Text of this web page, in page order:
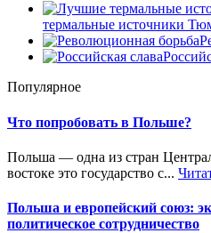
термальные источники
Популярное
Что попробовать в Польше?
Польша — одна из стран
востоке это государство с...
Польша и европейский союз:
политическое сотрудничество